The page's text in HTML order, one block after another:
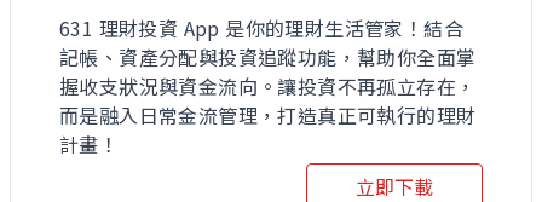
631 理財投資 App 是你的理財生活管家！結合
記帳、資產分配與投資追蹤功能，幫助你全面掌
握收支狀況與資金流向。讓投資不再孤立存在，
而是融入日常金流管理，打造真正可執行的理財
計畫！
立即下載